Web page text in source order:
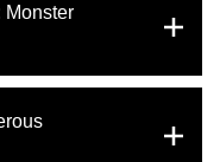
大小や、その凶暴性は
で恐れられるネコ科動物
撃。だが通路が狭すぎて
できない。果たしてお目
対決が勃発。こう着状態
闘を届ける。極寒の地か
の闘いに突入する、イエ
園のアナグマ。どちらか
Monster
ポットを当てていく。い